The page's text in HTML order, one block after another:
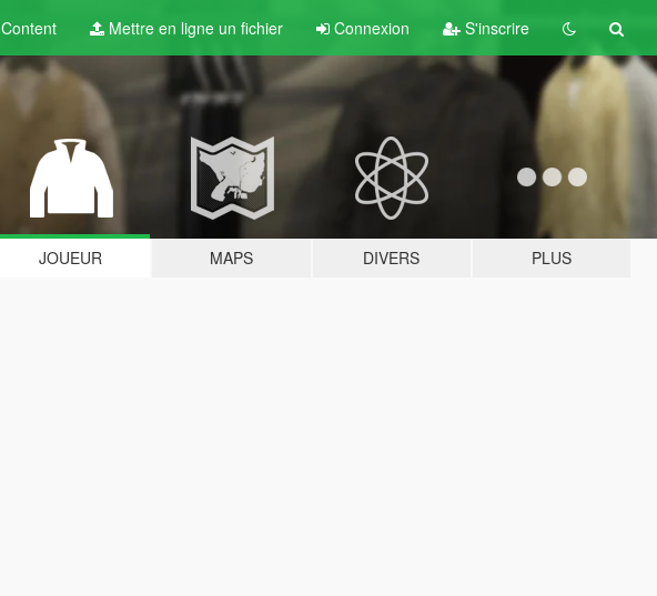
Content Mettre en ligne un fichier Connexion S'inscrire
JOUEUR MAPS DIVERS PLUS